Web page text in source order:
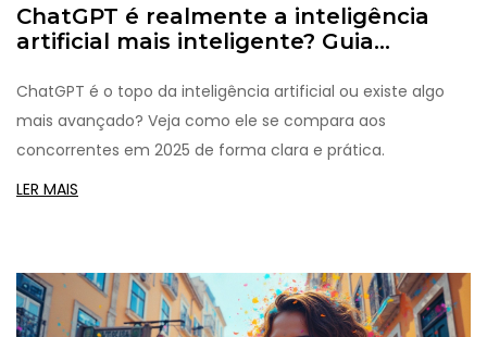
ChatGPT é realmente a inteligência
artificial mais inteligente? Guia
ChatGPT é o topo da inteligência artificial ou existe algo
mais avançado? Veja como ele se compara aos
concorrentes em 2025 de forma clara e prática.
LER MAIS